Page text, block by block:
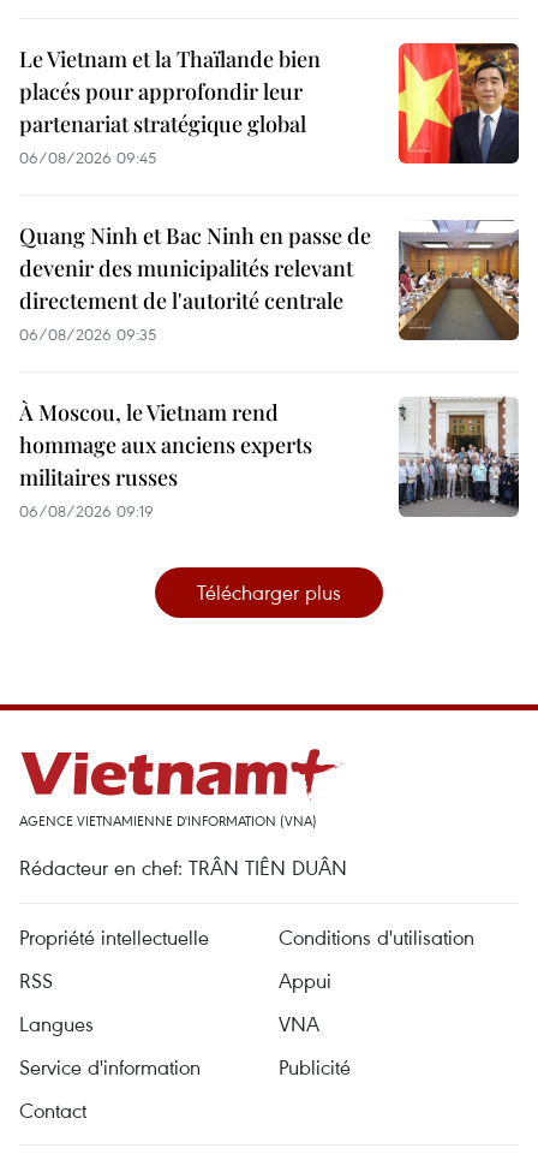
Le Vietnam et la Thaïlande bien
placés pour approfondir leur
partenariat stratégique global
06/08/2026 09:45
Quang Ninh et Bac Ninh en passe de
devenir des municipalités relevant
directement de l'autorité centrale
06/08/2026 09:35
À Moscou, le Vietnam rend
hommage aux anciens experts
militaires russes
06/08/2026 09:19
Télécharger plus
AGENCE VIETNAMIENNE D'INFORMATION (VNA)
Rédacteur en chef: TRÂN TIÊN DUÂN
Propriété intellectuelle
Conditions d'utilisation
RSS
Appui
Langues
VNA
Service d'information
Publicité
Contact